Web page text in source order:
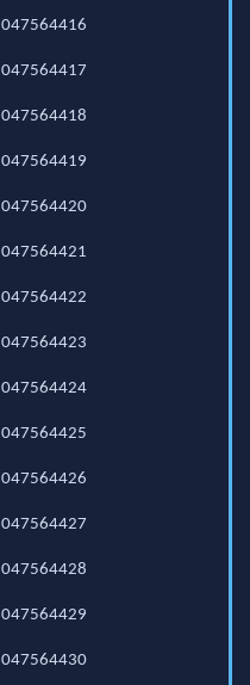
047564416
047564417
047564418
047564419
047564420
047564421
047564422
047564423
047564424
047564425
047564426
047564427
047564428
047564429
047564430